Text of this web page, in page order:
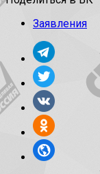
Заявления